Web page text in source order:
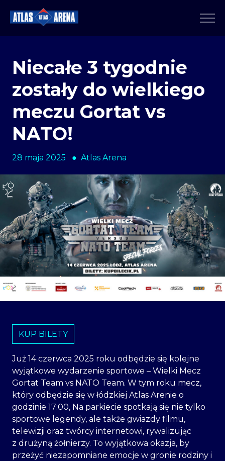
Niecałe 3 tygodnie
zostały do wielkiego
meczu Gortat vs
NATO!
28 maja 2025 ● Atlas Arena
KUP BILETY
Już 14 czerwca 2025 roku odbędzie się kolejne
wyjątkowe wydarzenie sportowe – Wielki Mecz
Gortat Team vs NATO Team. W tym roku mecz,
który odbędzie się w łódzkiej Atlas Arenie o
godzinie 17:00, Na parkiecie spotkają się nie tylko
sportowe legendy, ale także gwiazdy filmu,
telewizji oraz twórcy internetowi, rywalizując
z drużyną żołnierzy. To wyjątkowa okazja, by
przeżyć niezapomniane emocje w gronie rodziny i